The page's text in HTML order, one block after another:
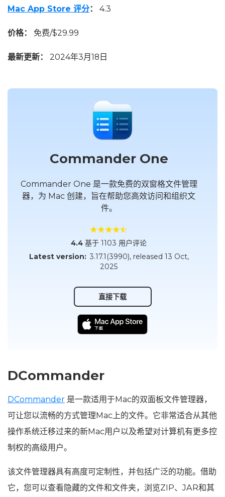
Mac App Store 评分： 4.3
价格： 免费/$29.99
最新更新： 2024年3月18日
Commander One
Commander One 是一款免费的双窗格文件管理
器，为 Mac 创建，旨在帮助您高效访问和组织文
件。
4.4 基于 1103 用户评论
Latest version: 3.17.1(3990), released 13 Oct,
2025
直接下载
DCommander
DCommander 是一款适用于Mac的双面板文件管理器，
可让您以流畅的方式管理Mac上的文件。它非常适合从其他
操作系统迁移过来的新Mac用户以及希望对计算机有更多控
制权的高级用户。
该文件管理器具有高度可定制性，并包括广泛的功能。借助
它，您可以查看隐藏的文件和文件夹，浏览ZIP、JAR和其